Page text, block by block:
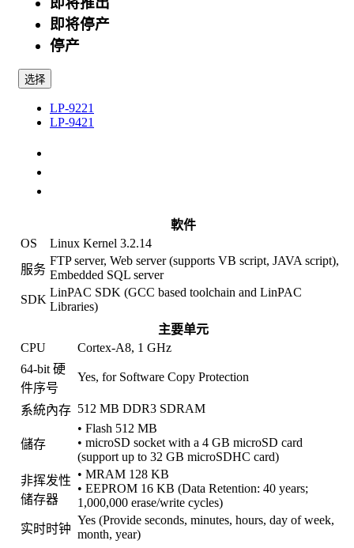
即将停产
停产
选择
LP-9221
LP-9421
軟件
OS
Linux Kernel 3.2.14
服务
FTP server, Web server (supports VB script, JAVA script),
Embedded SQL server
SDK
LinPAC SDK (GCC based toolchain and LinPAC
Libraries)
主要单元
CPU
Cortex-A8, 1 GHz
64-bit 硬
件序号
Yes, for Software Copy Protection
系統內存 512 MB DDR3 SDRAM
儲存
• Flash 512 MB
• microSD socket with a 4 GB microSD card
(support up to 32 GB microSDHC card)
非挥发性
储存器
• MRAM 128 KB
• EEPROM 16 KB (Data Retention: 40 years;
1,000,000 erase/write cycles)
实时时钟
Yes (Provide seconds, minutes, hours, day of week,
month, year)